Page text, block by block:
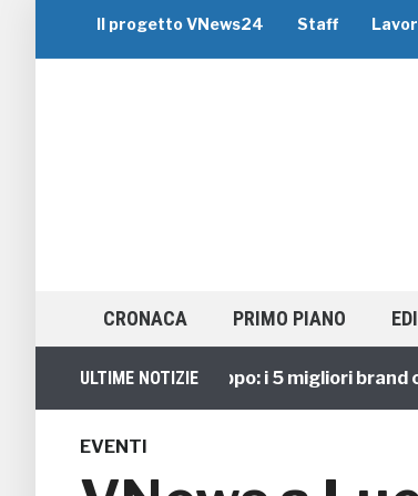
Il progetto VNews24 Staff
CRONACA PRIMO PIANO
ULTIME NOTIZIE
Viaggi di Gruppo: i 5 migliori brand che
EVENTI